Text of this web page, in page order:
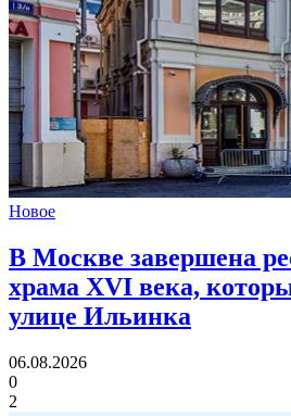
Новое
В Москве завершена
храма XVI века,
улице Ильинка
06.08.2026
0
2